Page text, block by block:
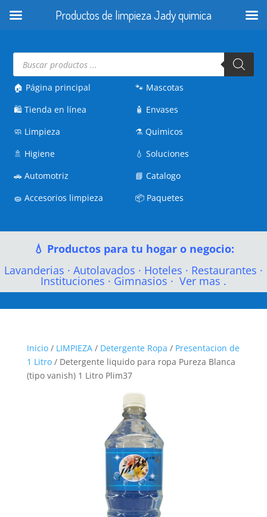
Búsqueda
productos
🏠 Página principal
🛍️Tienda en línea
🧼 Limpieza
🚿 Higiene
🚗Automotriz
🧽Accesorios limpieza
🐾 Mascotas
🧴 Envases
⚗️Quimicos
💧Soluciones
📘Catalogo
📦 Paquetes
💧 Productos para tu hogar o negocio:
Lavanderias · Autolavados · Hoteles · Restaurantes ·
Instituciones · Gimnasios · Ver mas .
Inicio/ LIMPIEZA/ Detergente Ropa / Presentacion de
1 Litro/ Detergente liquido para ropa Pureza Blanca
(tipo vanish) 1 Litro Plim37
Productos de limpieza Jady quimica